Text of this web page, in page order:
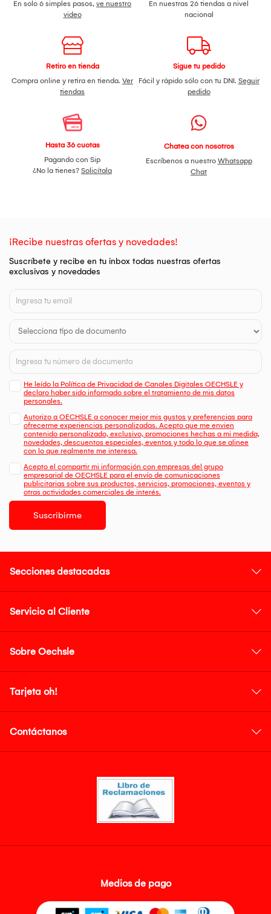
En solo 6 simples pasos, ve nuestro
video
En nuestras 26 tiendas a nivel
nacional
Retiro en tienda
Compra online y retira en tienda. Ver
tiendas
Sigue tu pedido
Fácil y rápido sólo con tu DNI. Seguir
pedido
Hasta 36 cuotas
Pagando con Sip
¿No la tienes? Solicítala
Chatea con nosotros
Escríbenos a nuestro Whatsapp
Chat
¡Recibe nuestras ofertas y novedades!
Suscríbete y recibe en tu inbox todas nuestras ofertas
exclusivas y novedades
He leído la Política de Privacidad de Canales Digitales OECHSLE y
declaro haber sido informado sobre el tratamiento de mis datos
personales.
Autorizo a OECHSLE a conocer mejor mis gustos y preferencias para
ofrecerme experiencias personalizadas. Acepto que me envien
contenido personalizado, exclusivo, promociones hechas a mi medida,
novedades, descuentos especiales, eventos y todo lo que se alinee
con lo que realmente me interesa.
Acepto el compartir mi información con empresas del grupo
empresarial de OECHSLE para el envío de comunicaciones
publicitarias sobre sus productos, servicios, promociones, eventos y
otras actividades comerciales de interés.
Suscribirme
Secciones destacadas
Servicio al Cliente
Sobre Oechsle
Tarjeta oh!
Contáctanos
Medios de pago